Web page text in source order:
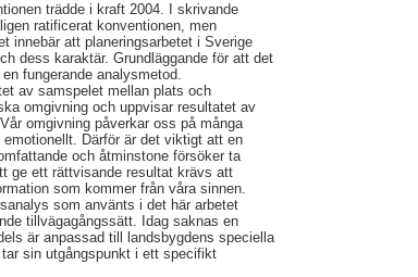
trädde i kraft 2004. I skrivande
ratificerat konventionen, men
innebär att planeringsarbetet i Sverige
dess karaktär. Grundläggande för att det
fungerande analysmetod.
av samspelet mellan plats och
omgivning och uppvisar resultatet av
omgivning påverkar oss på många
Därför är det viktigt att en
och åtminstone försöker ta
ge ett rättvisande resultat krävs att
som kommer från våra sinnen.
som använts i det här arbetet
tillvägagångssätt. Idag saknas en
är anpassad till landsbygdens speciella
sin utgångspunkt i ett specifikt